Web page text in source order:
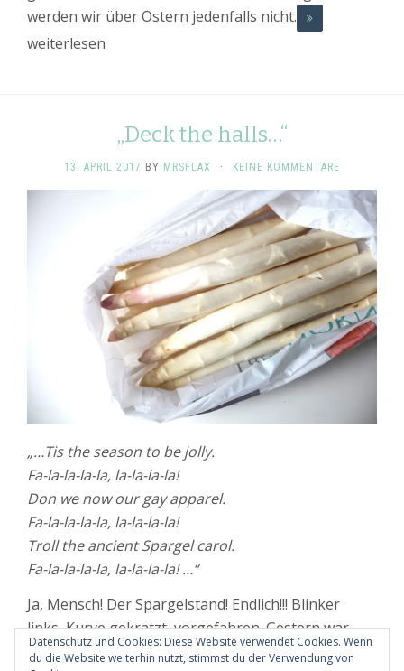
werden wir über Ostern jedenfalls nicht.
weiterlesen
„Deck the halls…“
13. APRIL 2017 BY MRSFLAX · KEINE KOMMENTARE
„…Tis the season to be jolly.
Fa-la-la-la-la, la-la-la-la!
Don we now our gay apparel.
Fa-la-la-la-la, la-la-la-la!
Troll the ancient Spargel carol.
Fa-la-la-la-la, la-la-la-la! …“
Ja, Mensch! Der Spargelstand! Endlich!!! Blinker
links, Kurve gekratzt, vorgefahren. Gestern war
mein Tag!
weiterlesen
Datenschutz und Cookies: Diese Website verwendet Cookies. Wenn
du die Website weiterhin nutzt, stimmst du der Verwendung von